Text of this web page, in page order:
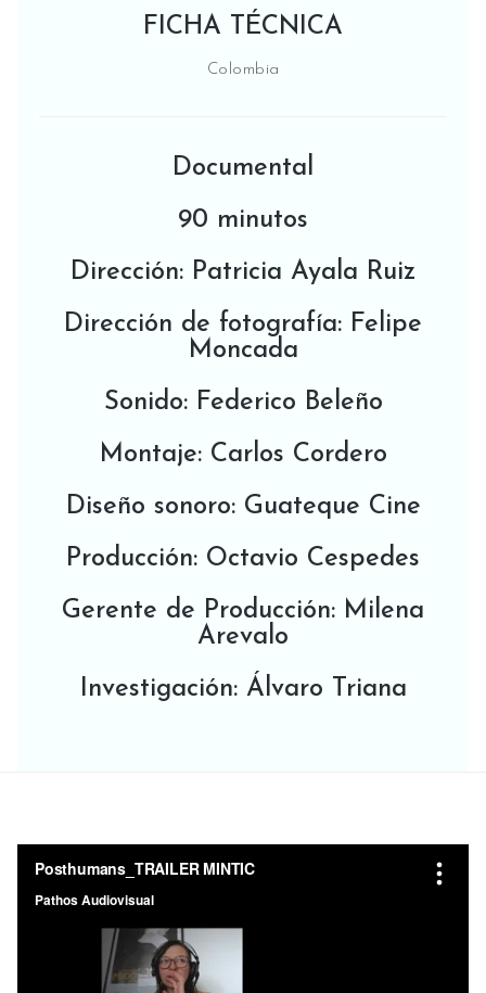
FICHA TÉCNICA
Colombia
Documental
90 minutos
Dirección: Patricia Ayala Ruiz
Dirección de fotografía: Felipe
Moncada
Sonido: Federico Beleño
Montaje: Carlos Cordero
Diseño sonoro: Guateque Cine
Producción: Octavio Cespedes
Gerente de Producción: Milena
Arevalo
Investigación: Álvaro Triana